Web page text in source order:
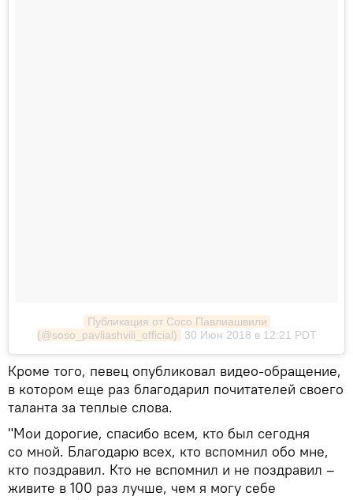
Публикация от Сосо Павлиашвили
(@soso_pavliashvili_official)
30 Июн 2018 в 12:21 PDT
Кроме того, певец опубликовал видео-обращение,
в котором еще раз благодарил почитателей своего
таланта за теплые слова.
"Мои дорогие, спасибо всем, кто был сегодня
со мной. Благодарю всех, кто вспомнил обо мне,
кто поздравил. Кто не вспомнил и не поздравил –
живите в 100 раз лучше, чем я могу себе